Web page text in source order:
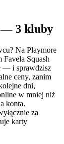
— 3 kluby
Na Playmore
Squash
— i sprawdzisz
ceny, zanim
dni,
w mniej niż
konta.
za
karty